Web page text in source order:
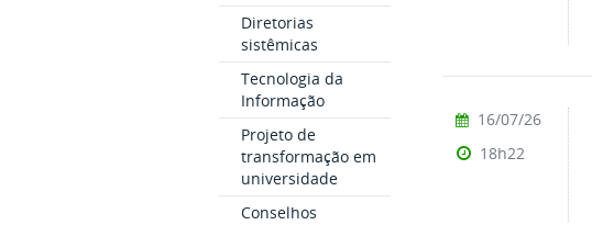
Diretorias
sistêmicas
Tecnologia da
Informação
Projeto de
transformação em
universidade
Conselhos
16/07/26
18h22